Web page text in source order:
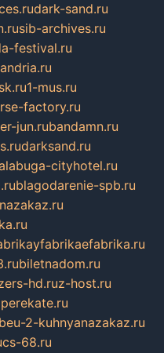
dark-sand.ru
sib-archives.ru
festival.ru
1-mus.ru
factory.ru
jun.rubandamn.ru
darksand.ru
cityhotel.ru
blagodarenie-spb.ru
biletnadom.ru
hd.ruz-host.ru
2-kuhnyanazakaz.ru
cs-68.ru